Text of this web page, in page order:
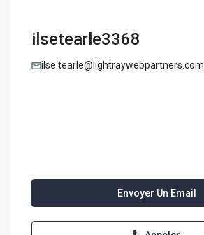
ilsetearle3368
ilse.tearle@lightraywebpartners.com
Envoyer Un Email